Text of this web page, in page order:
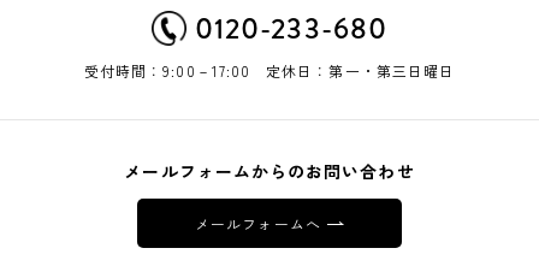
0120-233-680
受付時間：9:00－17:00 定休日：第一・第三日曜日
メールフォームからのお問い合わせ
メールフォームへ